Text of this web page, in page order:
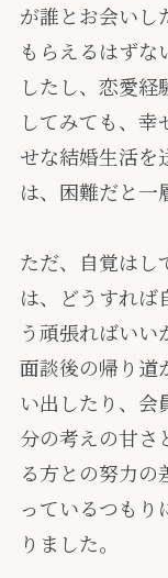
が誰とお会いし
もらえるはずな
したし、恋愛
してみても、
せな結婚生活を
は、困難だと一
ただ、自覚はし
は、どうすれば
う頑張ればいい
面談後の帰り道
い出したり、会
分の考えの甘さ
る方との努力
っているつもり
りました。